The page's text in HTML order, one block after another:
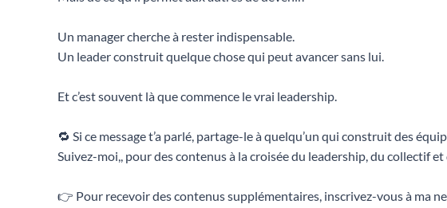
Un manager cherche à rester indispensable.
Un leader construit quelque chose qui peut avancer sans lui.
Et c’est souvent là que commence le vrai leadership.
🔁 Si ce message t’a parlé, partage-le à quelqu’un qui construit des
Suivez-moi,, pour des contenus à la croisée du leadership, du collectif et
👉 Pour recevoir des contenus supplémentaires, inscrivez-vous à ma